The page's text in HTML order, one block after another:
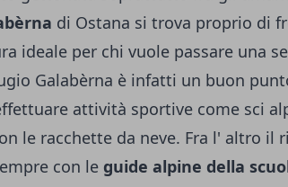
di Ostana si trova proprio di
ideale per chi vuole passare una
Galabèrna è infatti un buon
attività sportive come sci
le racchette da neve. Fra l' altro il
con le guide alpine della